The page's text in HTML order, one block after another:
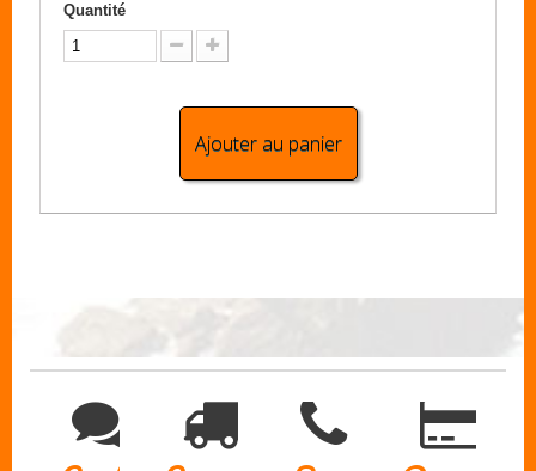
Quantité
Ajouter au panier